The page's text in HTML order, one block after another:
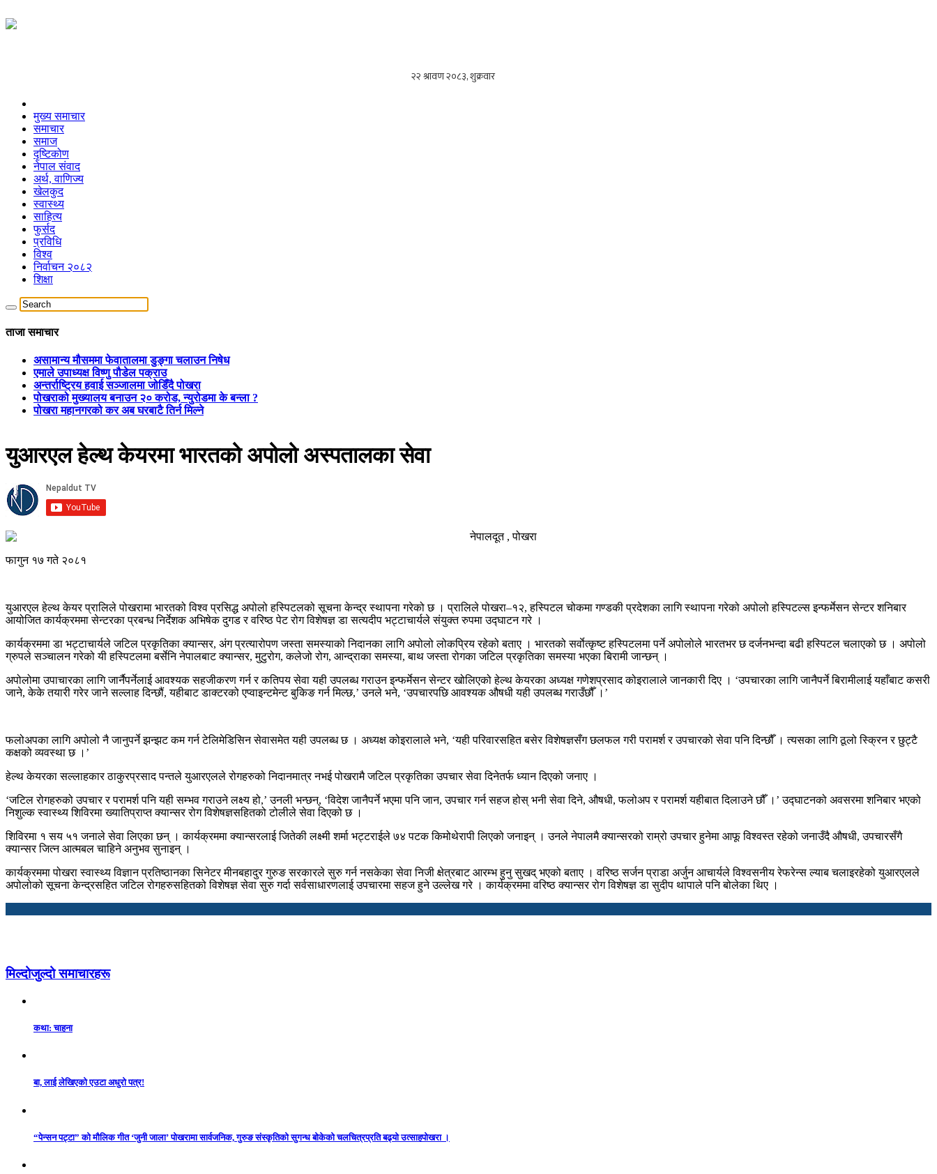
मुख्य समाचार
समाचार
समाज
दृष्टिकोण
नेपाल संवाद
अर्थ, वाणिज्य
खेलकुद
स्वास्थ्य
साहित्य
फुर्सद
प्रविधि
विश्व
निर्वाचन २०८२
शिक्षा
ताजा समाचार
असामान्य मौसममा फेवातालमा डुङ्गा चलाउन निषेध
एमाले उपाध्यक्ष विष्णु पौडेल पक्राउ
अन्तर्राष्ट्रिय हवाई सञ्जालमा जोडिँदै पोखरा
पोखराको मुख्यालय बनाउन २० करोड, न्युरोडमा के बन्ला ?
पोखरा महानगरको कर अब घरबाटै तिर्न मिल्ने
युआरएल हेल्थ केयरमा भारतको अपोलो अस्पतालका सेवा
नेपालदूत , पोखरा
फागुन १७ गते २०८१
युआरएल हेल्थ केयर प्रालिले पोखरामा भारतको विश्व प्रसिद्ध अपोलो हस्पिटलको सूचना केन्द्र स्थापना गरेको छ । प्रालिले पोखरा–१२, हस्पिटल चोकमा गण्डकी प्रदेशका लागि स्थापना गरेको अपोलो हस्पिटल्स इन्फर्मेसन सेन्टर शनिबार
आयोजित कार्यक्रममा सेन्टरका प्रबन्ध निर्देशक अभिषेक दुगड र वरिष्ठ पेट रोग विशेषज्ञ डा सत्यदीप भट्टाचार्यले संयुक्त रुपमा उद्घाटन गरे ।
कार्यक्रममा डा भट्टाचार्यले जटिल प्रकृतिका क्यान्सर, अंग प्रत्यारोपण जस्ता समस्याको निदानका लागि अपोलो लोकप्रिय रहेको बताए । भारतको सर्वाेत्कृष्ट हस्पिटलमा पर्ने अपोलोले भारतभर छ दर्जनभन्दा बढी हस्पिटल चलाएको छ । अपोलो
ग्रुपले सञ्चालन गरेको यी हस्पिटलमा बर्सेनि नेपालबाट क्यान्सर, मुटुरोग, कलेजो रोग, आन्द्राका समस्या, बाथ जस्ता रोगका जटिल प्रकृतिका समस्या भएका बिरामी जान्छन् ।
अपोलोमा उपाचारका लागि जार्नैपर्नेलाई आवश्यक सहजीकरण गर्न र कतिपय सेवा यही उपलब्ध गराउन इन्फर्मेसन सेन्टर खोलिएको हेल्थ केयरका अध्यक्ष गणेशप्रसाद कोइरालाले जानकारी दिए । ‘उपचारका लागि जानैपर्ने बिरामीलाई यहाँबाट कसरी
जाने, केके तयारी गरेर जाने सल्लाह दिन्छौं, यहीबाट डाक्टरको एप्वाइन्टमेन्ट बुकिङ गर्न मिल्छ,’ उनले भने, ‘उपचारपछि आवश्यक औषधी यही उपलब्ध गराउँछौँ ।’
फलोअपका लागि अपोलो नै जानुपर्ने झन्झट कम गर्न टेलिमेडिसिन सेवासमेत यही उपलब्ध छ । अध्यक्ष कोइरालाले भने, ‘यही परिवारसहित बसेर विशेषज्ञसँग छलफल गरी परामर्श र उपचारको सेवा पनि दिन्छौँ । त्यसका लागि ठूलो स्क्रिन र छुट्टै
कक्षको व्यवस्था छ ।’
हेल्थ केयरका सल्लाहकार ठाकुरप्रसाद पन्तले युआरएलले रोगहरुको निदानमात्र नभई पोखरामै जटिल प्रकृतिका उपचार सेवा दिनेतर्फ ध्यान दिएको जनाए ।
‘जटिल रोगहरुको उपचार र परामर्श पनि यही सम्भव गराउने लक्ष्य हो,’ उनली भन्छन्, ‘विदेश जानैपर्ने भएमा पनि जान, उपचार गर्न सहज होस् भनी सेवा दिने, औषधी, फलोअप र परामर्श यहीबात दिलाउने छौँ ।’ उद्घाटनको अवसरमा शनिबार भएको
निशुल्क स्वास्थ्य शिविरमा ख्यातिप्राप्त क्यान्सर रोग विशेषज्ञसहितको टोलीले सेवा दिएको छ ।
शिविरमा १ सय ५१ जनाले सेवा लिएका छन् । कार्यक्रममा क्यान्सरलाई जितेकी लक्ष्मी शर्मा भट्टराईले ७४ पटक किमोथेरापी लिएको जनाइन् । उनले नेपालमै क्यान्सरको राम्रो उपचार हुनेमा आफू विश्वस्त रहेको जनाउँदै औषधी, उपचारसँगै
क्यान्सर जित्न आत्मबल चाहिने अनुभव सुनाइन् ।
कार्यक्रममा पोखरा स्वास्थ्य विज्ञान प्रतिष्ठानका सिनेटर मीनबहादुर गुरुङ सरकारले सुरु गर्न नसकेका सेवा निजी क्षेत्रबाट आरम्भ हुनु सुखद् भएको बताए । वरिष्ठ सर्जन प्राडा अर्जुन आचार्यले विश्वसनीय रेफरेन्स ल्याब चलाइरहेको युआरएलले
अपोलोको सूचना केन्द्रसहित जटिल रोगहरुसहितको विशेषज्ञ सेवा सुरु गर्दा सर्वसाधारणलाई उपचारमा सहज हुने उल्लेख गरे । कार्यक्रममा वरिष्ठ क्यान्सर रोग विशेषज्ञ डा सुदीप थापाले पनि बोलेका थिए ।
मिल्दोजुल्दो समाचारहरू
कथा: चाहना
बा, लाई लेखिएको एउटा अधुरो पत्र!
“पेन्सन पट्टा” को मौलिक गीत ‘जुनी जाला’ पोखरामा सार्वजनिक, गुरुङ संस्कृतिको सुगन्ध बोकेको चलचित्रप्रति बढ्यो उत्साहपोखरा ।